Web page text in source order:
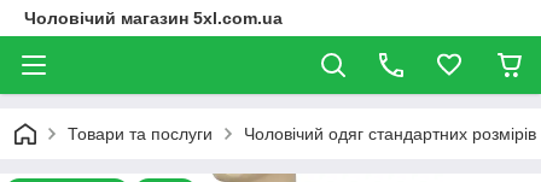
Чоловічий магазин 5xl.com.ua
Товари та послуги Чоловічий одяг стандартних розмірів